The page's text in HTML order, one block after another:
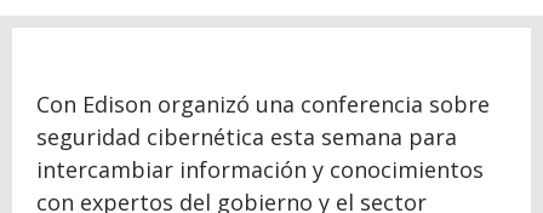
Con Edison organizó una conferencia sobre
seguridad cibernética esta semana para
intercambiar información y conocimientos
con expertos del gobierno y el sector